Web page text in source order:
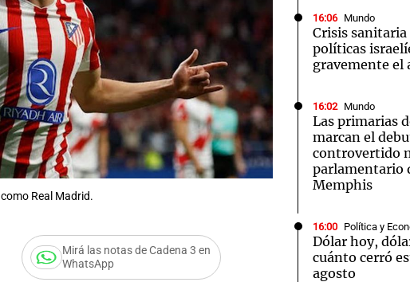
Real Madrid.
Mirá las notas de Cadena 3 en
WhatsApp
16:06 Mundo
Crisis
políticas
gravemente el
16:02 Mundo
Las primarias
marcan el
controvertido
parlamentario
Memphis
16:00 Política y
Dólar hoy,
cuánto cerró
agosto